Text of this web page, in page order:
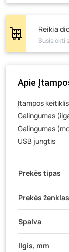
Žemaičių
Veteranų
Vilniaus
K.
Reikia
Susisiekti
Apie
Įtampos
Galingumas
Galingumas
USB jungtis
Prekės tipas
Prekės ženklas
Spalva
Ilgis, mm